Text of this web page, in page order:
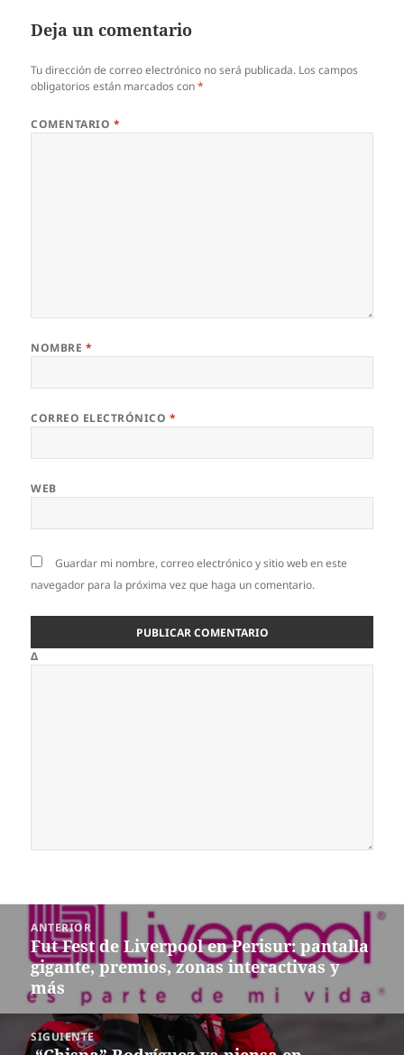
Deja un comentario
Tu dirección de correo electrónico no será publicada. Los campos
obligatorios están marcados con*
COMENTARIO *
NOMBRE *
CORREO ELECTRÓNICO *
WEB
Guardar mi nombre, correo electrónico y sitio web en este
navegador para la próxima vez que haga un comentario.
Δ
Navegación
entradas
ANTERIOR
Entrada
anterior:
Fut Fest de Liverpool en Perisur: pantalla
gigante, premios, zonas interactivas y
más
SIGUIENTE